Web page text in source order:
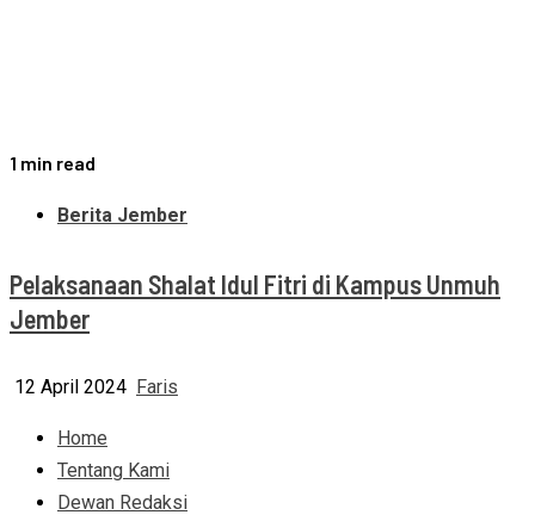
1 min read
Berita Jember
Pelaksanaan Shalat Idul Fitri di Kampus Unmuh
Jember
12 April 2024 Faris
Home
Tentang Kami
Dewan Redaksi